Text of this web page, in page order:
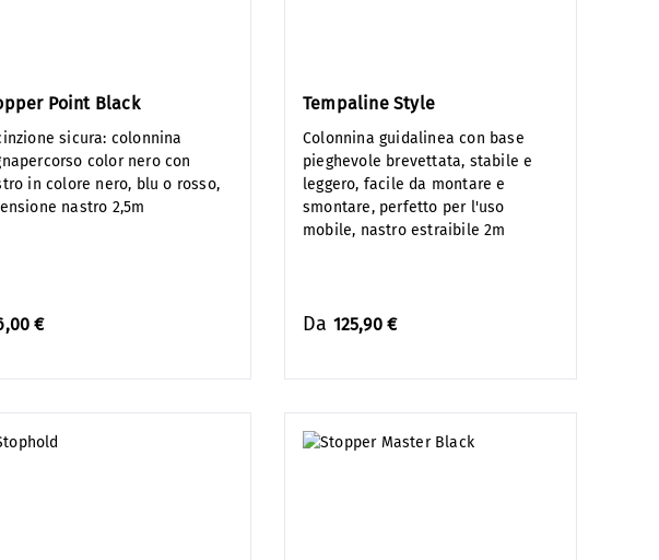
Point Black
sicura: colonnina
color nero con
in colore nero, blu o rosso,
nastro 2,5m
€
Tempaline Style
Colonnina guidalinea con base
pieghevole brevettata, stabile e
leggero, facile da montare e
smontare, perfetto per l'uso
mobile, nastro estraibile 2m
Da 125,90 €